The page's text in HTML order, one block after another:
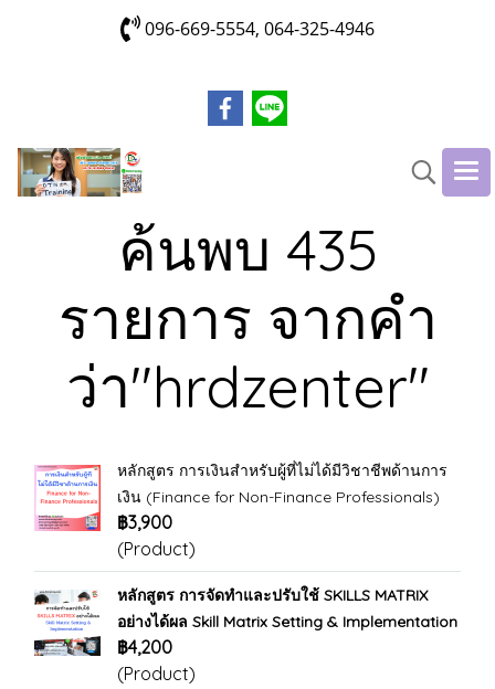
096-669-5554, 064-325-4946
ค้นพบ 435
รายการ จากคำ
ว่า"hrdzenter"
หลักสูตร การเงินสำหรับผู้ที่ไม่ได้มีวิชาชีพด้านการ
เงิน (Finance for Non-Finance Professionals)
฿3,900
(Product)
หลักสูตร การจัดทำและปรับใช้ SKILLS MATRIX
อย่างได้ผล Skill Matrix Setting & Implementation
฿4,200
(Product)